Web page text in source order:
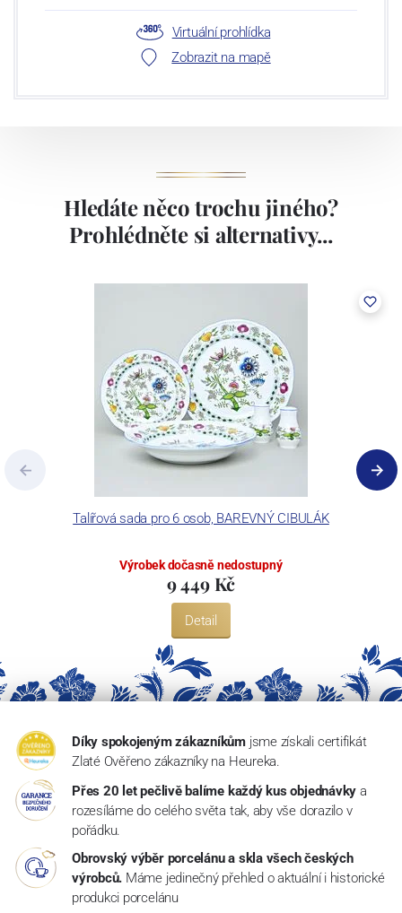
Virtuální prohlídka
Zobrazit na mapě
Hledáte něco trochu jiného?
Prohlédněte si alternativy...
Talířová sada pro 6 osob, BAREVNÝ CIBULÁK
Výrobek dočasně nedostupný
9 449 Kč
Detail
Díky spokojeným zákazníkům jsme získali certifikát
Zlaté Ověřeno zákazníky na Heureka.
Přes 20 let pečlivě balíme každý kus objednávky a
rozesíláme do celého světa tak, aby vše dorazilo v
pořádku.
Obrovský výběr porcelánu a skla všech českých
výrobců. Máme jedinečný přehled o aktuální i historické
produkci porcelánu